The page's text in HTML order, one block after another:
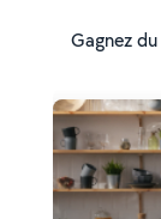
Gagnez